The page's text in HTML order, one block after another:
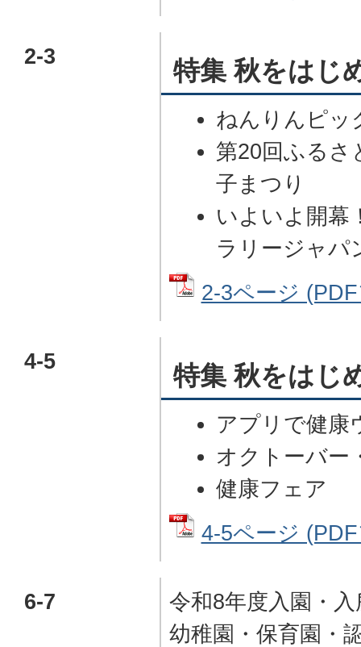
2-3 特集 秋をはじ
ねんりんピッ
第20回ふるさ
子まつり
いよいよ開幕
ラリージャパ
2-3ページ
4-5 特集 秋をはじ
アプリで健康
オクトーバー
健康フェア
4-5ページ
6-7
令和8年度入園・入
幼稚園・保育園・